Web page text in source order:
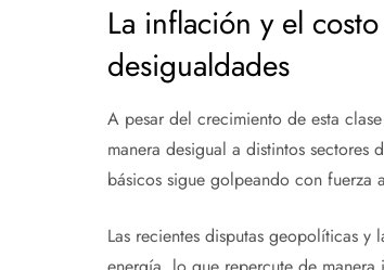
La inflación y el
desigualdades
A pesar del crecimiento de esta
manera desigual a distintos
básicos sigue golpeando con fuerza
Las recientes disputas geopolíticas